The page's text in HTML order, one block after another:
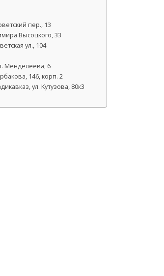
пер., 13
Высоцкого, 33
ул., 104
Менделеева, 6
146, корп. 2
ул. Кутузова, 80к3